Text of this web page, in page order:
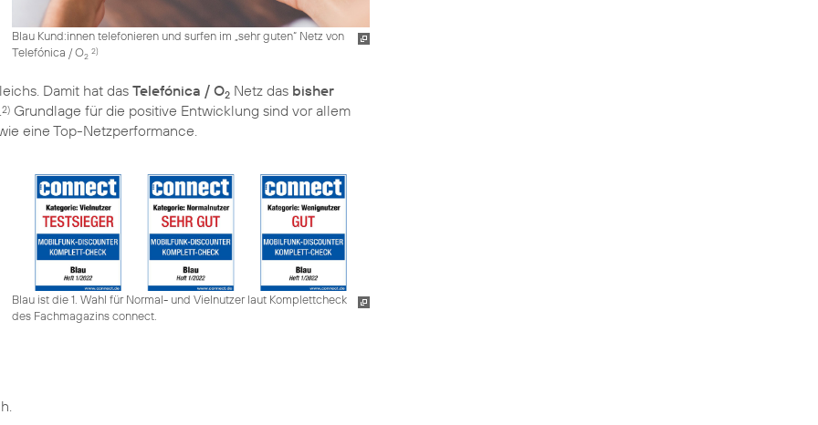
Blau Kund:innen telefonieren und surfen im „sehr guten“ Netz von
Telefónica / O2
2)
Damit hat das Telefónica / O2 Netz das bisher
2) Grundlage für die positive Entwicklung sind vor allem
eine Top-Netzperformance.
Blau ist die 1. Wahl für Normal- und Vielnutzer laut Komplettcheck
des Fachmagazins connect.